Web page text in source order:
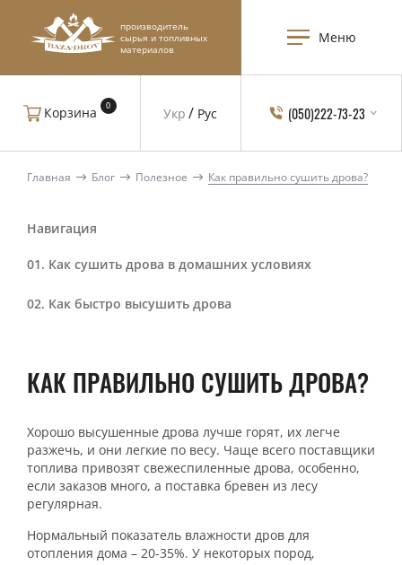
производитель
сырья и топливных
материалов
Меню
Укр Рус
Корзина 0 (050)222-73-23
Главная Блог Полезное Как правильно сушить дрова?
Навигация
Как сушить дрова в домашних условиях
Как быстро высушить дрова
КАК ПРАВИЛЬНО СУШИТЬ ДРОВА?
Хорошо высушенные дрова лучше горят, их легче
разжечь, и они легкие по весу. Чаще всего поставщики
топлива привозят свежеспиленные дрова, особенно,
если заказов много, а поставка бревен из лесу
регулярная.
Нормальный показатель влажности дров для
отопления дома – 20-35%. У некоторых пород,